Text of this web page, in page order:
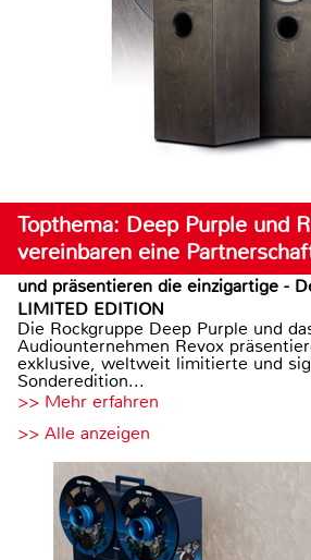
Topthema: Deep Purple und
vereinbaren eine
und präsentieren die einzigartige -
LIMITED EDITION
Die Rockgruppe Deep Purple und
Audiounternehmen Revox
exklusive, weltweit limitierte und
Sonderedition...
>> Mehr erfahren
>> Alle anzeigen